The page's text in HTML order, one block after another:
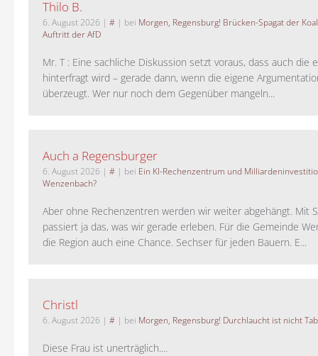
Thilo B.
6. August 2026 | # | bei Morgen, Regensburg! Brücken-Spagat der
Auftritt der AfD
Mr. T : Eine sachliche Diskussion setzt voraus, dass auch die
hinterfragt wird – gerade dann, wenn die eigene
überzeugt. Wer nur noch dem Gegenüber mangeln...
Auch a Regensburger
6. August 2026 | # | bei Ein KI-Rechenzentrum und
Wenzenbach?
Aber ohne Rechenzentren werden wir weiter abgehängt. Mit
passiert ja das, was wir gerade erleben. Für die Gemeinde
die Region auch eine Chance. Sechser für jeden Bauern. E...
Christl
6. August 2026 | # | bei Morgen, Regensburg! Durchlaucht ist nicht
Diese Frau ist unerträglich....